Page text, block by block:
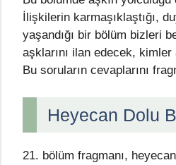
İlişkilerin karmaşıklaştığı,
yaşandığı bir bölüm bizleri
aşklarını ilan edecek,
Bu soruların cevaplarını
Heyecan Dolu
21. bölüm fragmanı,